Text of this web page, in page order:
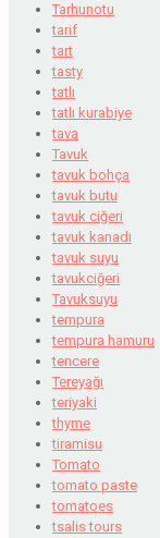
Tarhunotu
tarif
tart
tasty
tatlı
tatlı kurabiye
tava
Tavuk
tavuk bohça
tavuk butu
tavuk ciğeri
tavuk kanadı
tavuk suyu
tavukciğeri
Tavuksuyu
tempura
tempura hamuru
tencere
Tereyağı
teriyaki
thyme
tiramisu
Tomato
tomato paste
tomatoes
tsalis tours